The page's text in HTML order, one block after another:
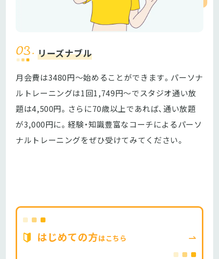
リーズナブル
月会費は3480円〜始めることができます。パーソナ
ルトレーニングは1回1,749円〜でスタジオ通い放
題は4,500円。さらに70歳以上であれば、通い放題
が3,000円に。経験・知識豊富なコーチによるパーソ
ナルトレーニングをぜひ受けてみてください。
はじめての方はこちら